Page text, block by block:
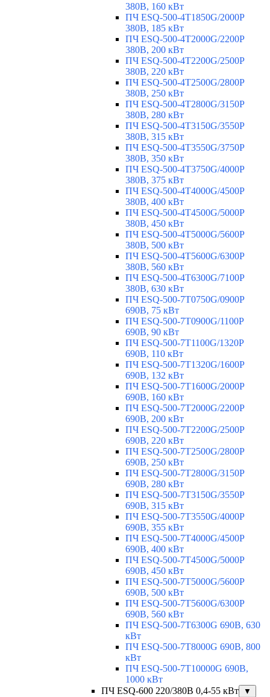
380В, 160 кВт
ПЧ ESQ-500-4T1850G/2000P
380В, 185 кВт
ПЧ ESQ-500-4T2000G/2200P
380В, 200 кВт
ПЧ ESQ-500-4T2200G/2500P
380В, 220 кВт
ПЧ ESQ-500-4T2500G/2800P
380В, 250 кВт
ПЧ ESQ-500-4T2800G/3150P
380В, 280 кВт
ПЧ ESQ-500-4T3150G/3550P
380В, 315 кВт
ПЧ ESQ-500-4T3550G/3750P
380В, 350 кВт
ПЧ ESQ-500-4T3750G/4000P
380В, 375 кВт
ПЧ ESQ-500-4T4000G/4500P
380В, 400 кВт
ПЧ ESQ-500-4T4500G/5000P
380В, 450 кВт
ПЧ ESQ-500-4T5000G/5600P
380В, 500 кВт
ПЧ ESQ-500-4T5600G/6300P
380В, 560 кВт
ПЧ ESQ-500-4T6300G/7100P
380В, 630 кВт
ПЧ ESQ-500-7T0750G/0900P
690В, 75 кВт
ПЧ ESQ-500-7T0900G/1100P
690В, 90 кВт
ПЧ ESQ-500-7T1100G/1320P
690В, 110 кВт
ПЧ ESQ-500-7T1320G/1600P
690В, 132 кВт
ПЧ ESQ-500-7T1600G/2000P
690В, 160 кВт
ПЧ ESQ-500-7T2000G/2200P
690В, 200 кВт
ПЧ ESQ-500-7T2200G/2500P
690В, 220 кВт
ПЧ ESQ-500-7T2500G/2800P
690В, 250 кВт
ПЧ ESQ-500-7T2800G/3150P
690В, 280 кВт
ПЧ ESQ-500-7T3150G/3550P
690В, 315 кВт
ПЧ ESQ-500-7T3550G/4000P
690В, 355 кВт
ПЧ ESQ-500-7T4000G/4500P
690В, 400 кВт
ПЧ ESQ-500-7T4500G/5000P
690В, 450 кВт
ПЧ ESQ-500-7T5000G/5600P
690В, 500 кВт
ПЧ ESQ-500-7T5600G/6300P
690В, 560 кВт
ПЧ ESQ-500-7T6300G 690В, 630
кВт
ПЧ ESQ-500-7T8000G 690В, 800
кВт
ПЧ ESQ-500-7T10000G 690В,
1000 кВт
ПЧ ESQ-600 220/380В 0,4-55 кВт
▼